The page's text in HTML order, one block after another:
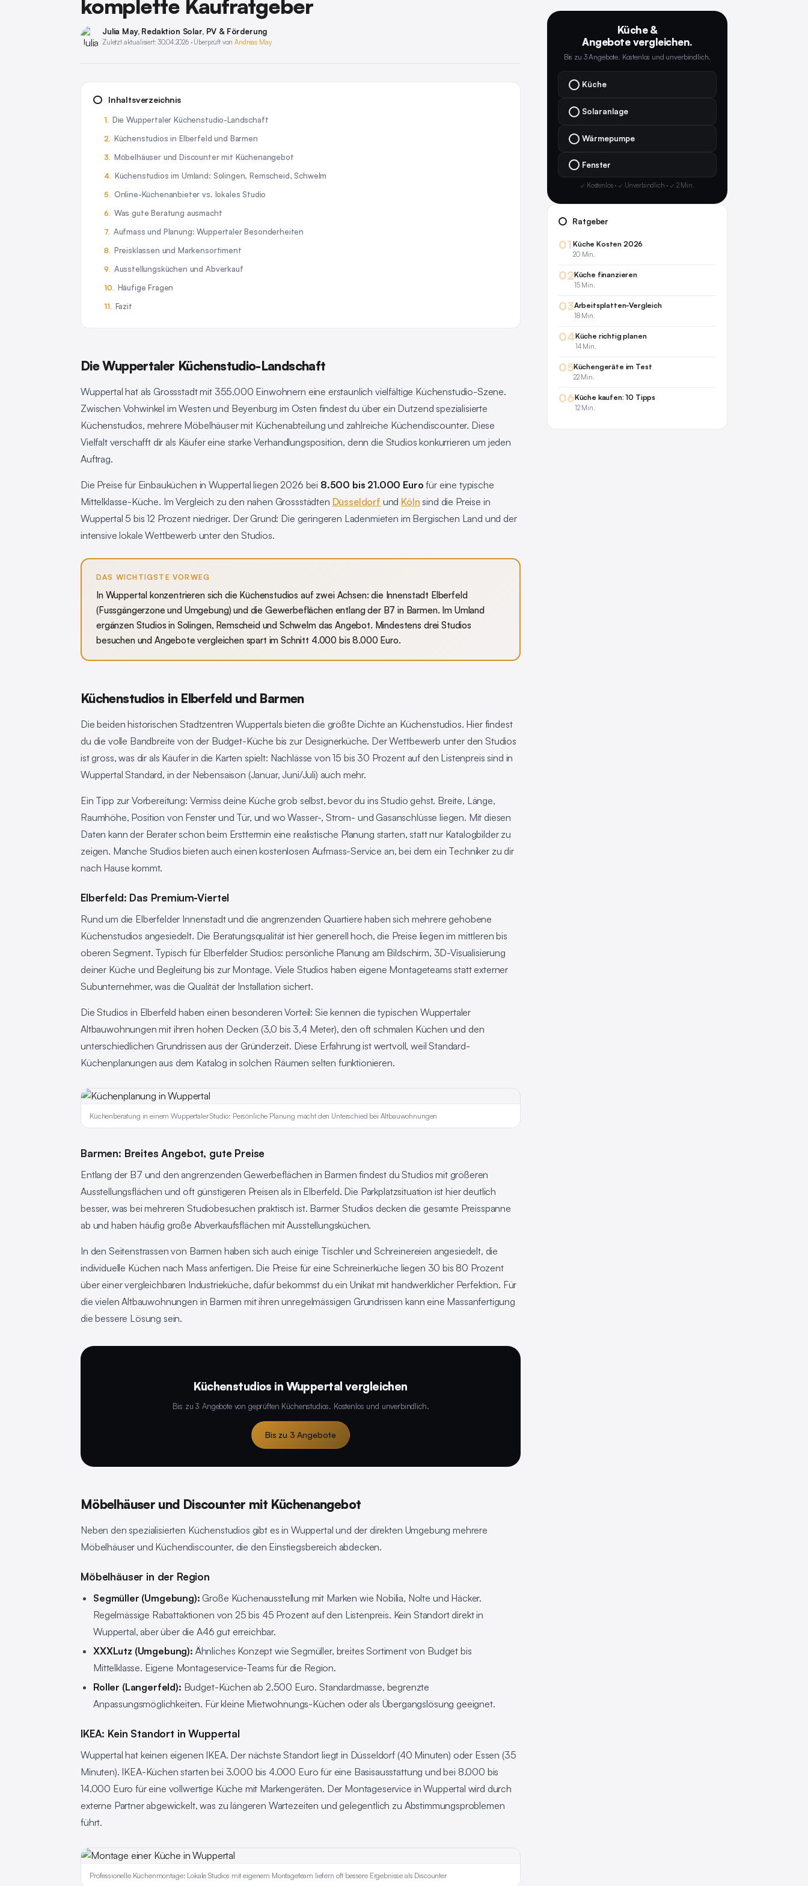
komplette Kaufratgeber
Julia May, Redaktion Solar, PV & Förderung
Zuletzt aktualisiert: 30.04.2026 · Überprüft vonAndreas May
Inhaltsverzeichnis
Die Wuppertaler Küchenstudio-Landschaft
Küchenstudios in Elberfeld und Barmen
Möbelhäuser und Discounter mit Küchenangebot
Küchenstudios im Umland: Solingen, Remscheid, Schwelm
Online-Küchenanbieter vs. lokales Studio
Was gute Beratung ausmacht
Aufmass und Planung: Wuppertaler Besonderheiten
Preisklassen und Markensortiment
Ausstellungsküchen und Abverkauf
Häufige Fragen
Fazit
Die Wuppertaler Küchenstudio-Landschaft
Wuppertal hat als Grossstadt mit 355.000 Einwohnern eine erstaunlich vielfältige Küchenstudio-Szene.
Zwischen Vohwinkel im Westen und Beyenburg im Osten findest du über ein Dutzend spezialisierte
Küchenstudios, mehrere Möbelhäuser mit Küchenabteilung und zahlreiche Küchendiscounter. Diese
Vielfalt verschafft dir als Käufer eine starke Verhandlungsposition, denn die Studios konkurrieren um jeden
Auftrag.
Die Preise für Einbauküchen in Wuppertal liegen 2026 bei 8.500 bis 21.000 Euro für eine typische
Mittelklasse-Küche. Im Vergleich zu den nahen Grossstädten Düsseldorf und Köln sind die Preise in
Wuppertal 5 bis 12 Prozent niedriger. Der Grund: Die geringeren Ladenmieten im Bergischen Land und der
intensive lokale Wettbewerb unter den Studios.
DAS WICHTIGSTE VORWEG
In Wuppertal konzentrieren sich die Küchenstudios auf zwei Achsen: die Innenstadt Elberfeld
(Fussgängerzone und Umgebung) und die Gewerbeflächen entlang der B7 in Barmen. Im Umland
ergänzen Studios in Solingen, Remscheid und Schwelm das Angebot. Mindestens drei Studios
besuchen und Angebote vergleichen spart im Schnitt 4.000 bis 8.000 Euro.
Küchenstudios in Elberfeld und Barmen
Die beiden historischen Stadtzentren Wuppertals bieten die größte Dichte an Küchenstudios. Hier findest
du die volle Bandbreite von der Budget-Küche bis zur Designerküche. Der Wettbewerb unter den Studios
ist gross, was dir als Käufer in die Karten spielt: Nachlässe von 15 bis 30 Prozent auf den Listenpreis sind in
Wuppertal Standard, in der Nebensaison (Januar, Juni/Juli) auch mehr.
Ein Tipp zur Vorbereitung: Vermiss deine Küche grob selbst, bevor du ins Studio gehst. Breite, Länge,
Raumhöhe, Position von Fenster und Tür, und wo Wasser-, Strom- und Gasanschlüsse liegen. Mit diesen
Daten kann der Berater schon beim Ersttermin eine realistische Planung starten, statt nur Katalogbilder zu
zeigen. Manche Studios bieten auch einen kostenlosen Aufmass-Service an, bei dem ein Techniker zu dir
nach Hause kommt.
Elberfeld: Das Premium-Viertel
Rund um die Elberfelder Innenstadt und die angrenzenden Quartiere haben sich mehrere gehobene
Küchenstudios angesiedelt. Die Beratungsqualität ist hier generell hoch, die Preise liegen im mittleren bis
oberen Segment. Typisch für Elberfelder Studios: persönliche Planung am Bildschirm, 3D-Visualisierung
deiner Küche und Begleitung bis zur Montage. Viele Studios haben eigene Montageteams statt externer
Subunternehmer, was die Qualität der Installation sichert.
Die Studios in Elberfeld haben einen besonderen Vorteil: Sie kennen die typischen Wuppertaler
Altbauwohnungen mit ihren hohen Decken (3,0 bis 3,4 Meter), den oft schmalen Küchen und den
unterschiedlichen Grundrissen aus der Gründerzeit. Diese Erfahrung ist wertvoll, weil Standard-
Küchenplanungen aus dem Katalog in solchen Räumen selten funktionieren.
Küchenberatung in einem Wuppertaler Studio: Persönliche Planung macht den Unterschied bei Altbauwohnungen
Barmen: Breites Angebot, gute Preise
Entlang der B7 und den angrenzenden Gewerbeflächen in Barmen findest du Studios mit größeren
Ausstellungsflächen und oft günstigeren Preisen als in Elberfeld. Die Parkplatzsituation ist hier deutlich
besser, was bei mehreren Studiobesuchen praktisch ist. Barmer Studios decken die gesamte Preisspanne
ab und haben häufig große Abverkaufsflächen mit Ausstellungsküchen.
In den Seitenstrassen von Barmen haben sich auch einige Tischler und Schreinereien angesiedelt, die
individuelle Küchen nach Mass anfertigen. Die Preise für eine Schreinerküche liegen 30 bis 80 Prozent
über einer vergleichbaren Industrieküche, dafür bekommst du ein Unikat mit handwerklicher Perfektion. Für
die vielen Altbauwohnungen in Barmen mit ihren unregelmässigen Grundrissen kann eine Massanfertigung
die bessere Lösung sein.
Küchenstudios in Wuppertal vergleichen
Bis zu 3 Angebote von geprüften Küchenstudios. Kostenlos und unverbindlich.
Bis zu 3 Angebote
Möbelhäuser und Discounter mit Küchenangebot
Neben den spezialisierten Küchenstudios gibt es in Wuppertal und der direkten Umgebung mehrere
Möbelhäuser und Küchendiscounter, die den Einstiegsbereich abdecken.
Möbelhäuser in der Region
Segmüller (Umgebung): Große Küchenausstellung mit Marken wie Nobilia, Nolte und Häcker.
Regelmässige Rabattaktionen von 25 bis 45 Prozent auf den Listenpreis. Kein Standort direkt in
Wuppertal, aber über die A46 gut erreichbar.
XXXLutz (Umgebung): Ähnliches Konzept wie Segmüller, breites Sortiment von Budget bis
Mittelklasse. Eigene Montageservice-Teams für die Region.
Roller (Langerfeld): Budget-Küchen ab 2.500 Euro. Standardmasse, begrenzte
Anpassungsmöglichkeiten. Für kleine Mietwohnungs-Küchen oder als Übergangslösung geeignet.
IKEA: Kein Standort in Wuppertal
Wuppertal hat keinen eigenen IKEA. Der nächste Standort liegt in Düsseldorf (40 Minuten) oder Essen (35
Minuten). IKEA-Küchen starten bei 3.000 bis 4.000 Euro für eine Basisausstattung und bei 8.000 bis
14.000 Euro für eine vollwertige Küche mit Markengeräten. Der Montageservice in Wuppertal wird durch
externe Partner abgewickelt, was zu längeren Wartezeiten und gelegentlich zu Abstimmungsproblemen
führt.
Professionelle Küchenmontage: Lokale Studios mit eigenem Montageteam liefern oft bessere Ergebnisse als Discounter
Küche &
Angebote vergleichen.
Bis zu 3 Angebote. Kostenlos und unverbindlich.
Küche
Solaranlage
Wärmepumpe
Fenster
✓ Kostenlos · ✓ Unverbindlich · ✓ 2 Min.
Ratgeber
01 Küche Kosten 2026
20 Min.
02Küche finanzieren
15 Min.
03Arbeitsplatten-Vergleich
18 Min.
04Küche richtig planen
14 Min.
05Küchengeräte im Test
22 Min.
06Küche kaufen: 10 Tipps
12 Min.